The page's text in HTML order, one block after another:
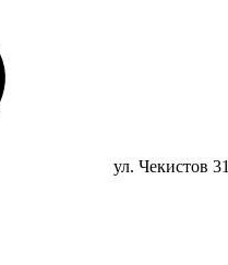
ул. Чекистов 31